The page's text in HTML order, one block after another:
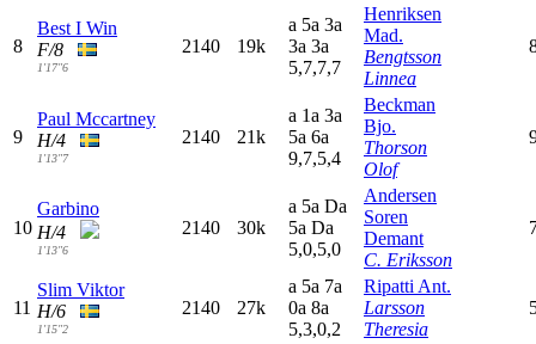
8
Best I Win
F/8
1'17"6
2140 19k
a 5a 3a
3a 3a
5,7,7,7
Henriksen
Mad.
Bengtsson
Linnea
9
Paul Mccartney
H/4
1'13"7
2140 21k
a 1a 3a
5a 6a
9,7,5,4
Beckman
Bjo.
Thorson
Olof
10
Garbino
H/4
1'13"6
2140 30k
a 5a Da
5a Da
5,0,5,0
Andersen
Soren
Demant
C. Eriksson
11
Slim Viktor
H/6
1'15"2
2140 27k
a 5a 7a
0a 8a
5,3,0,2
Ripatti Ant.
Larsson
Theresia